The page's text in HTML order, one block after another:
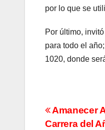
por lo que se
Por último,
para todo el
1020, donde
Amanecer
Carrera del